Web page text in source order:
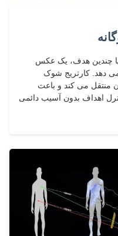
چندین هدف، یک عکس
می دهد. کارتریج شوک
منتقل می کند و باعث
اهداف بدون آسیب دائمی